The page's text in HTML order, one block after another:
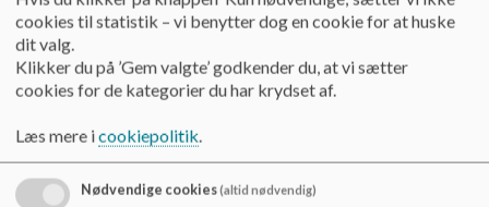
Der er 3-4 faste pædagoger i forårs- SFO’en. Hvoraf de 2 er
fra Provstegårdskolen og de følger med til børnehaveklassen
efter ferien. De 1-2 øvrige pædagoger kommer fra
børnehusene i området, dvs. de kender flere af jeres børn.
Dagligdagen i Forårs-SFO
Ligesom i børnehusene arbejder forårs-SFO og SFO med
pædagogiske læreplaner:
cookies til statistik – vi benytter dog en cookie for at huske
dit valg.
Klikker du på ’Gem valgte’ godkender du, at vi sætter
cookies for de kategorier du har krydset af.
Læs mere icookiepolitik.
Nødvendige cookies(altid nødvendig)